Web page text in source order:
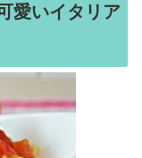
愛いイタリア